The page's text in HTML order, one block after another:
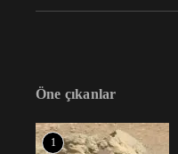
Öne çıkanlar
1